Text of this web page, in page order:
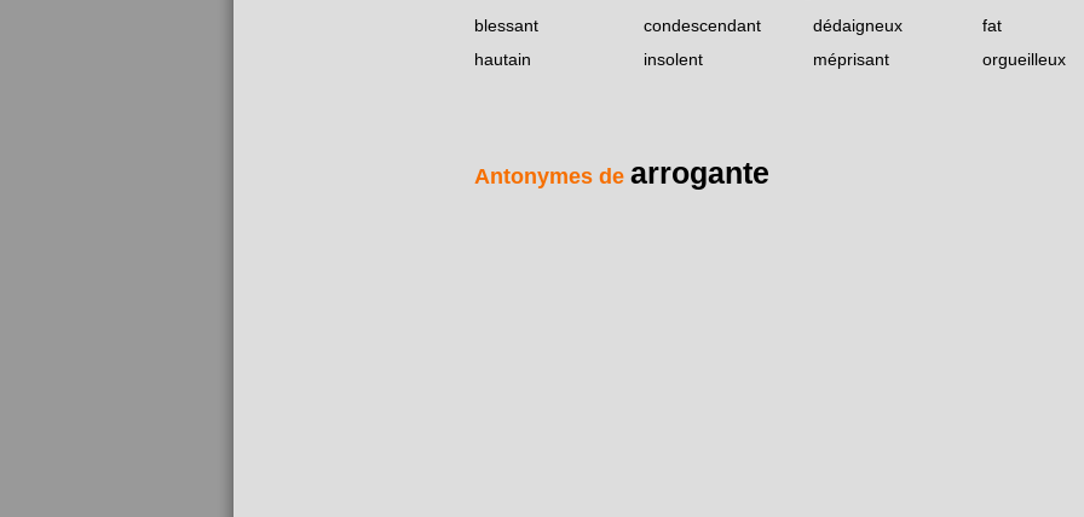
blessant condescendant dédaigneux
fat
hautain
insolent méprisant orgueilleux
Antonymes de arrogante